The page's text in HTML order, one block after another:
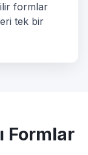
formlar
tek bir
Formlar